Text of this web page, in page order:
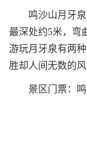
鸣沙山月牙泉
最深处约5米，弯
游玩月牙泉有两
胜却人间无数的风
景区门票：鸣